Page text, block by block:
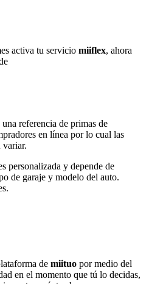
activa tu servicio miiflex, ahora
referencia de primas de
en línea por lo cual las
variar.
personalizada y depende de
de garaje y modelo del auto.
de miituo por medio del
en el momento que tú lo decidas,